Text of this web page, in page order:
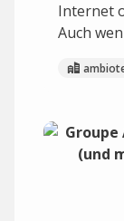
Internet
Auch